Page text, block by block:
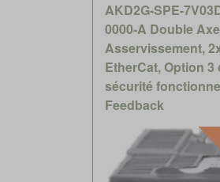
AKD2G-SPE-
0000-A Double
Asservissement,
EtherCat, Option 3
sécurité
Feedback